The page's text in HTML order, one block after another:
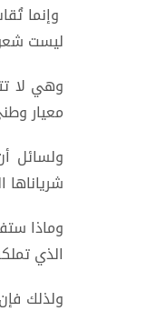
وإنما
ليست
وهي لا
معيار
ولسائل
وماذا
الذي
ولذلك